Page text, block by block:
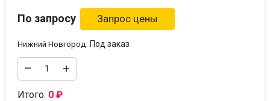
По запросу
Нижний Новгород: Под заказ
– +
Итого: 0₽